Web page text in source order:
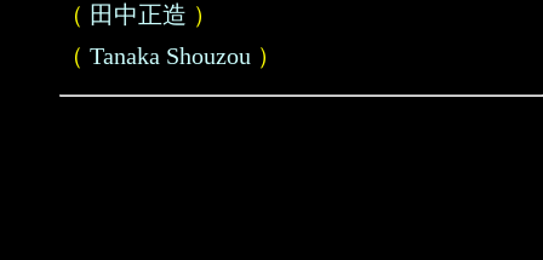
（ 田中正造 ）
（ Tanaka Shouzou ）